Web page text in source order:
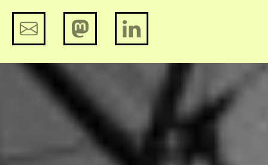
De week van Banksy, stalkerware en
paranoïde door reclame